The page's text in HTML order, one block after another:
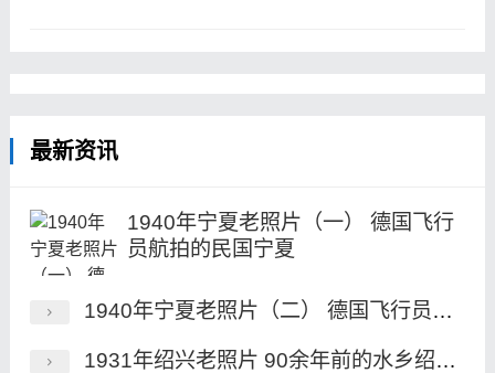
最新资讯
1940年宁夏老照片（一） 德国飞行
员航拍的民国宁夏
1940年宁夏老照片（二） 德国飞行员航拍的民国宁夏
1931年绍兴老照片 90余年前的水乡绍兴风貌